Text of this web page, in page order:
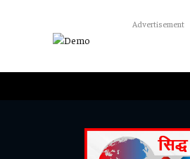
Advertisement